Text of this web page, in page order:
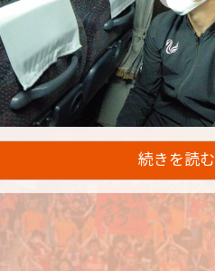
続きを読む